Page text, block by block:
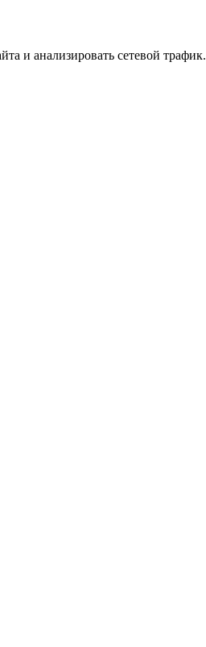
и анализировать сетевой трафик.